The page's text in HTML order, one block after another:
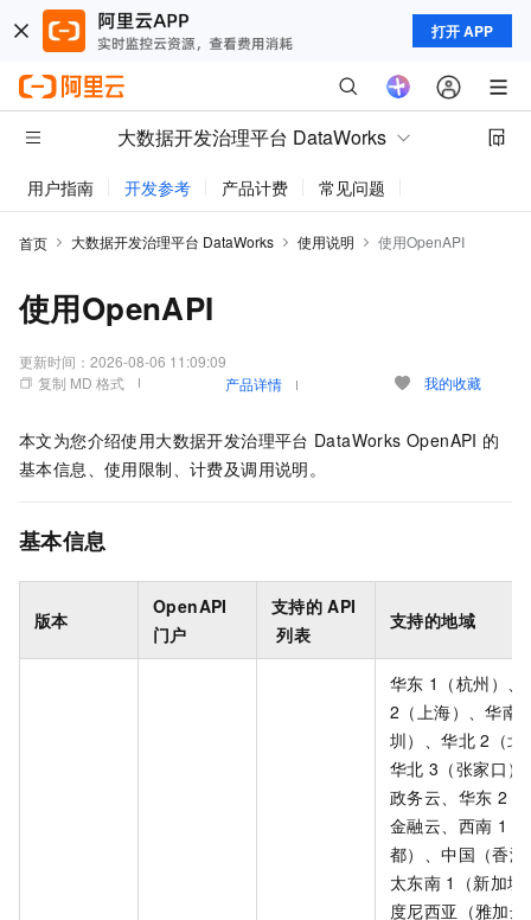
打开 APP
大数据开发治理平台 DataWorks
用户指南 开发参考 产品计费 常见问题
首页 大数据开发治理平台 DataWorks 使用说明 使用OpenAPI
使用OpenAPI
更新时间： 2026-08-06 11:09:09
复制 MD 格式
产品详情 我的收藏
本文为您介绍使用大数据开发治理平台 DataWorks OpenAPI 的
基本信息、使用限制、计费及调用说明。
基本信息
版本
OpenAPI
门户
支持的 API
列表
支持的地域
华东 1（杭州）、
2（上海）、华南
圳）、华北 2（北
华北 3（张家口）
政务云、华东 2（
金融云、西南 1（
都）、中国（香
太东南 1（新加坡
度尼西亚（雅加